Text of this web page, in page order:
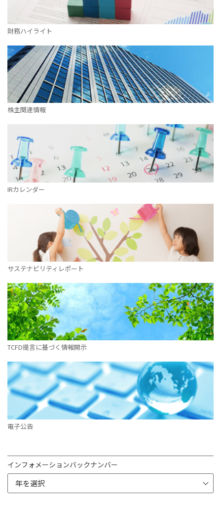
財務ハイライト
株主関連情報
IRカレンダー
サステナビリティレポート
TCFD提言に基づく情報開示
電子公告
インフォメーションバックナンバー